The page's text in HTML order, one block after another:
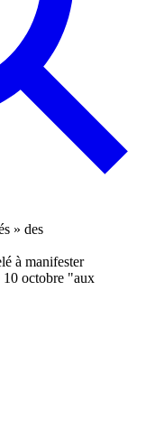
à manifester
10 octobre "aux